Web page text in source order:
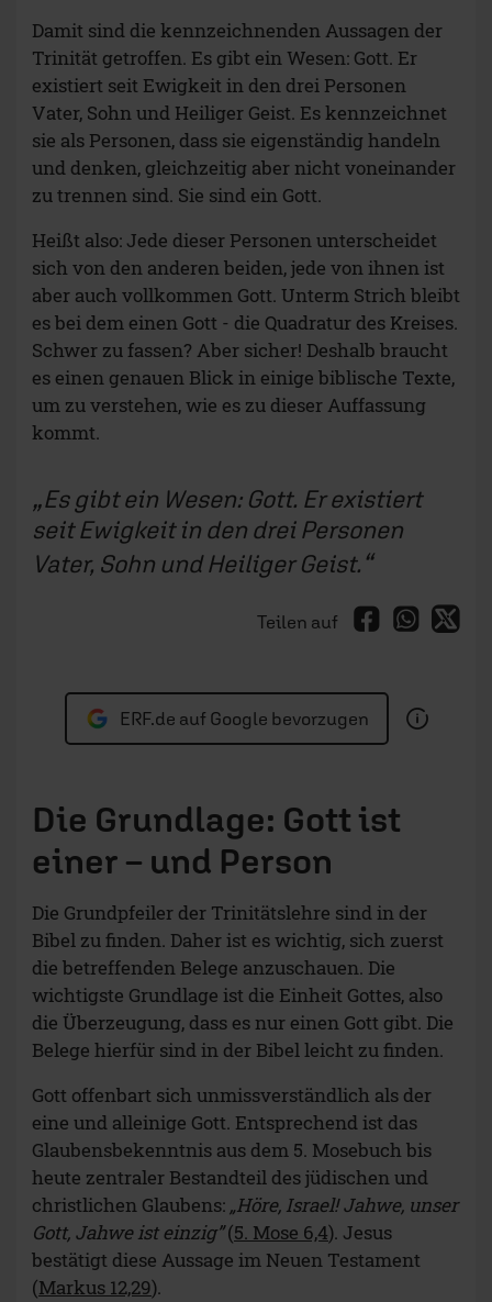
Damit sind die kennzeichnenden Aussagen der
Trinität getroffen. Es gibt ein Wesen: Gott. Er
existiert seit Ewigkeit in den drei Personen
Vater, Sohn und Heiliger Geist. Es kennzeichnet
sie als Personen, dass sie eigenständig handeln
und denken, gleichzeitig aber nicht voneinander
zu trennen sind. Sie sind ein Gott.
Heißt also: Jede dieser Personen unterscheidet
sich von den anderen beiden, jede von ihnen ist
aber auch vollkommen Gott. Unterm Strich bleibt
es bei dem einen Gott - die Quadratur des Kreises.
Schwer zu fassen? Aber sicher! Deshalb braucht
es einen genauen Blick in einige biblische Texte,
um zu verstehen, wie es zu dieser Auffassung
kommt.
Es gibt ein Wesen: Gott. Er existiert
seit Ewigkeit in den drei Personen
Vater, Sohn und Heiliger Geist.
Teilen auf
ERF.de auf Google bevorzugen
Die Grundlage: Gott ist
einer – und Person
Die Grundpfeiler der Trinitätslehre sind in der
Bibel zu finden. Daher ist es wichtig, sich zuerst
die betreffenden Belege anzuschauen. Die
wichtigste Grundlage ist die Einheit Gottes, also
die Überzeugung, dass es nur einen Gott gibt. Die
Belege hierfür sind in der Bibel leicht zu finden.
Gott offenbart sich unmissverständlich als der
eine und alleinige Gott. Entsprechend ist das
Glaubensbekenntnis aus dem 5. Mosebuch bis
heute zentraler Bestandteil des jüdischen und
christlichen Glaubens: „Höre, Israel! Jahwe, unser
Gott, Jahwe ist einzig”(5. Mose 6,4). Jesus
bestätigt diese Aussage im Neuen Testament
(Markus 12,29).